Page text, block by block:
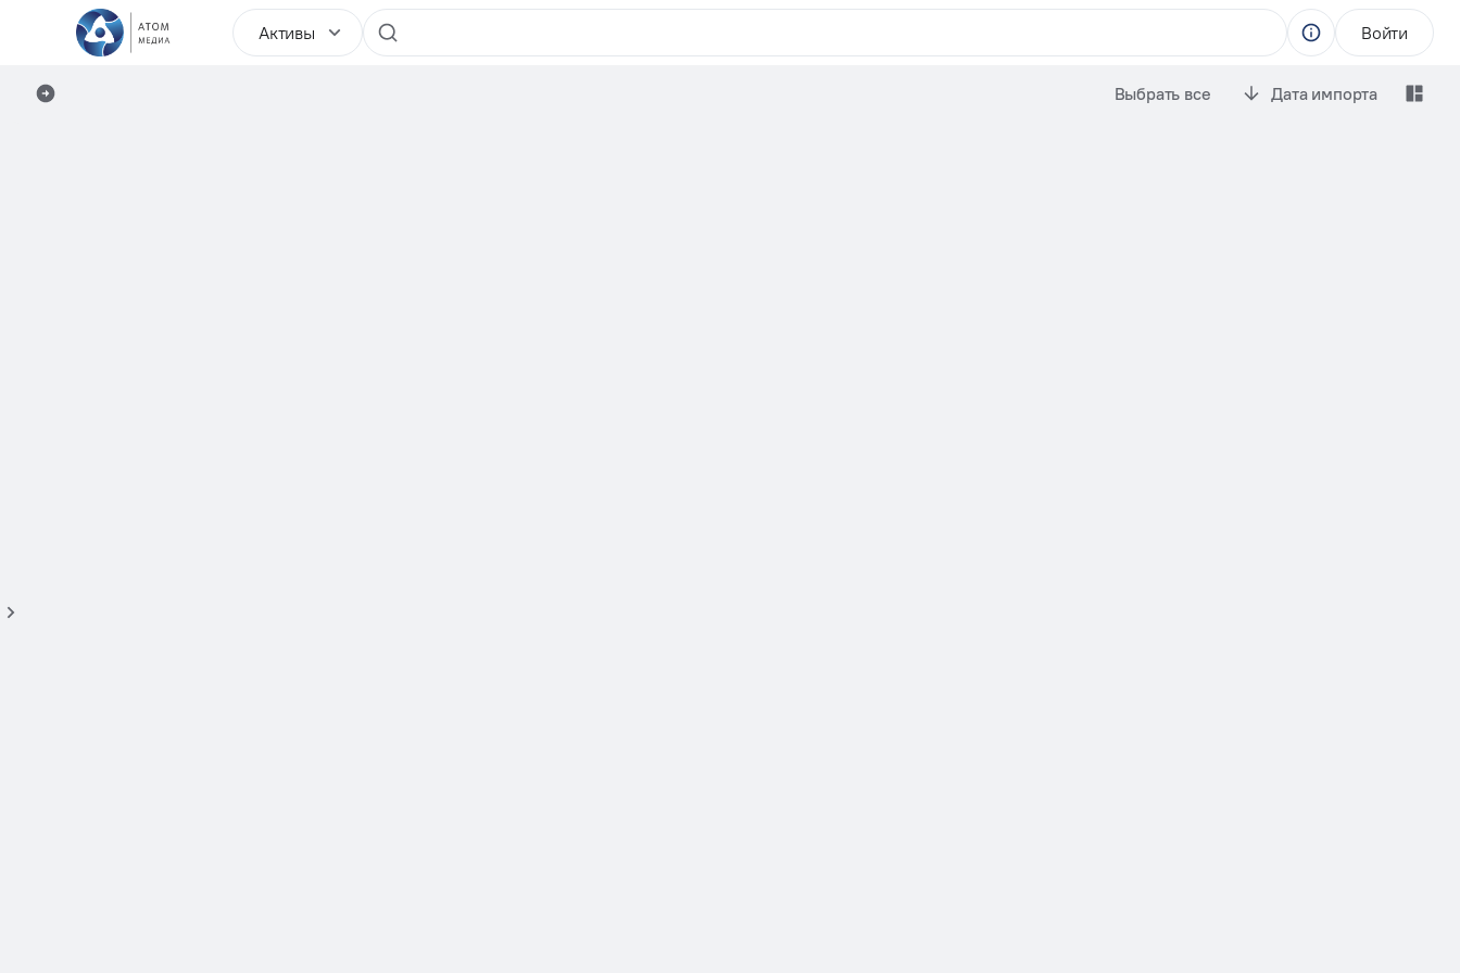
Активы Войти
Выбрать все Дата импорта